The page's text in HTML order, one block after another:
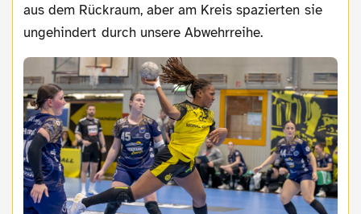
aus dem Rückraum, aber am Kreis spazierten sie
ungehindert durch unsere Abwehrreihe.